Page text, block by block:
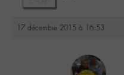
17 décembre 2015 à 16:53